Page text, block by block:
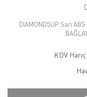
DIAMOND5UP Sarı
KDV Hariç